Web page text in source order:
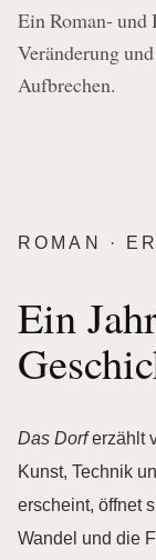
Ein Roman-
Veränderung
Aufbrechen.
ROMAN ·
Ein
Das Dorferzählt
Kunst, Technik
erscheint, öffnet
Wandel und die